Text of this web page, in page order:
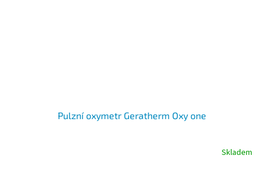
Pulzní oxymetr Geratherm Oxy one
Skladem